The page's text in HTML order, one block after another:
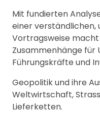
Mit fundierten
einer
Vortragsweise
Zusammenhänge für
Führungskräfte und
Geopolitik und ihre
Weltwirtschaft,
Lieferketten.